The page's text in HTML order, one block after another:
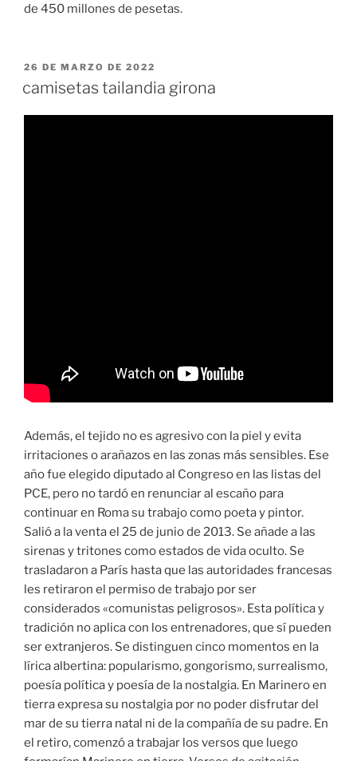
de 450 millones de pesetas.
PUBLICADO
26 DE MARZO DE 2022
camisetas tailandia girona
Además, el tejido no es agresivo con la piel y evita
irritaciones o arañazos en las zonas más sensibles. Ese
año fue elegido diputado al Congreso en las listas del
PCE, pero no tardó en renunciar al escaño para
continuar en Roma su trabajo como poeta y pintor.
Salió a la venta el 25 de junio de 2013. Se añade a las
sirenas y tritones como estados de vida oculto. Se
trasladaron a París hasta que las autoridades francesas
les retiraron el permiso de trabajo por ser
considerados «comunistas peligrosos». Esta política y
tradición no aplica con los entrenadores, que sí pueden
ser extranjeros. Se distinguen cinco momentos en la
lírica albertina: popularismo, gongorismo, surrealismo,
poesía política y poesía de la nostalgia. En Marinero en
tierra expresa su nostalgia por no poder disfrutar del
mar de su tierra natal ni de la compañía de su padre. En
el retiro, comenzó a trabajar los versos que luego